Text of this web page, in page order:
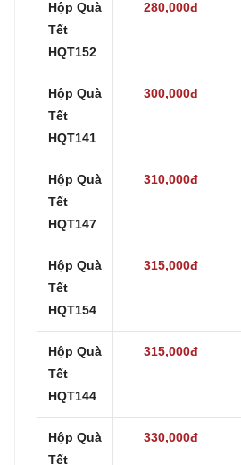
Hộp Quà
Tết
HQT152
280,000đ
Hộp Quà
Tết
HQT141
300,000đ
Hộp Quà
Tết
HQT147
310,000đ
Hộp Quà
Tết
HQT154
315,000đ
Hộp Quà
Tết
HQT144
315,000đ
Hộp Quà
Tết
330,000đ